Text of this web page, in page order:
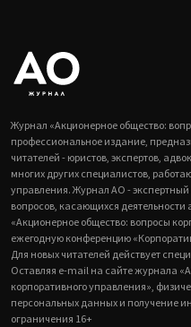
Журнал «Акционерное общество:
профессиональное издание,
читателей - юристов, экспертов,
многих других специалистов,
управления. Журнал АО -
вопросов, касающихся
«Акционерное общество: вопросы
ежегодную конференцию
Для новых читателей действует
Оставляя e-mail на сайте журнала
корпоративного управления»,
персональных данных и получение
ограничения 16+